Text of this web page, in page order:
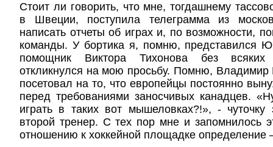
Стоит ли говорить, что мне, тогдашнему
в Швеции, поступила телеграмма из
написать отчеты об играх и, по возможности,
команды. У бортика я, помню, представился
помощник Виктора Тихонова без всяких
откликнулся на мою просьбу. Помню, Владимир
посетовал на то, что европейцы постоянно
перед требованиями заносчивых канадцев.
играть в таких вот мышеловках?!», - чуточку
второй тренер. С тех пор мне и запомнилось
отношению к хоккейной площадке определение